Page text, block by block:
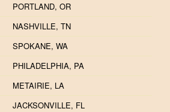
PORTLAND, OR
NASHVILLE, TN
SPOKANE, WA
PHILADELPHIA, PA
METAIRIE, LA
JACKSONVILLE, FL